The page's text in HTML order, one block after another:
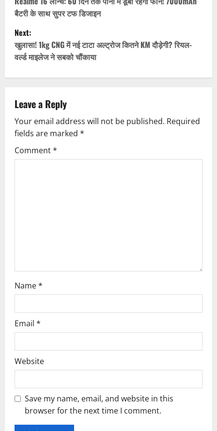
o
s
t
n
v
i
g
बैटरी के साथ सुपर टफ डिजाइन
Next:
खुलासा! 1kg CNG में नई टाटा अल्ट्रोज कितने KM दौड़ेगी? रियल-
वर्ल्ड माइलेज ने सबको चौंकाया
Leave a Reply
Your email address will not be published. Required
fields are marked *
Comment*
Name*
Email *
Website
Save my name, email, and website in this
browser for the next time I comment.